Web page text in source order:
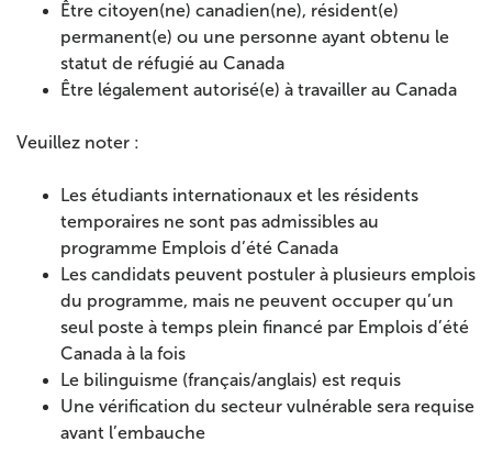
Être citoyen(ne) canadien(ne), résident(e)
permanent(e) ou une personne ayant obtenu le
statut de réfugié au Canada
Être légalement autorisé(e) à travailler au Canada
Veuillez noter :
Les étudiants internationaux et les résidents
temporaires ne sont pas admissibles au
programme Emplois d’été Canada
Les candidats peuvent postuler à plusieurs emplois
du programme, mais ne peuvent occuper qu’un
seul poste à temps plein financé par Emplois d’été
Canada à la fois
Le bilinguisme (français/anglais) est requis
Une vérification du secteur vulnérable sera requise
avant l’embauche